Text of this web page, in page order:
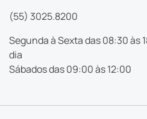
(55) 3025.8200
Segunda à Sexta das 08:30 às
dia
Sábados das 09:00 às 12:00